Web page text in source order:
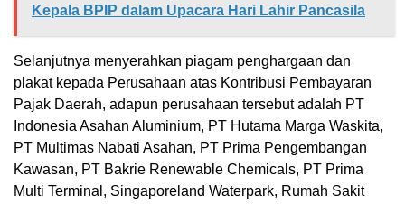
Kepala BPIP dalam Upacara Hari Lahir Pancasila
Selanjutnya menyerahkan piagam penghargaan dan
plakat kepada Perusahaan atas Kontribusi Pembayaran
Pajak Daerah, adapun perusahaan tersebut adalah PT
Indonesia Asahan Aluminium, PT Hutama Marga Waskita,
PT Multimas Nabati Asahan, PT Prima Pengembangan
Kawasan, PT Bakrie Renewable Chemicals, PT Prima
Multi Terminal, Singaporeland Waterpark, Rumah Sakit